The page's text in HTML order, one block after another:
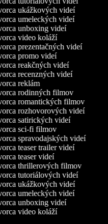
ukážkových videí
umeleckých videí
unboxing videí
video koláží
prezentačných videí
promo videí
reakčných videí
recenzných videí
reklám
rodinných filmov
romantických filmov
rozhovorových videí
satirických videí
sci-fi filmov
spravodajských videí
teaser trailer videí
teaser videí
thrillerových filmov
tutoriálových videí
ukážkových videí
umeleckých videí
unboxing videí
video koláží